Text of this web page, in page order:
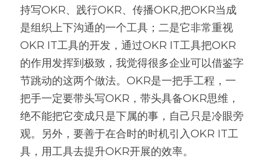
持写OKR、践行OKR、传播OKR,把OKR当成
是组织上下沟通的一个工具；二是它非常重视
OKR IT工具的开发，通过OKR IT工具把OKR
的作用发挥到极致，我觉得很多企业可以借鉴字
节跳动的这两个做法。OKR是一把手工程，一
把手一定要带头写OKR，带头具备OKR思维，
绝不能把它变成只是下属的事，自己只是冷眼旁
观。另外，要善于在合时的时机引入OKR IT工
具，用工具去提升OKR开展的效率。